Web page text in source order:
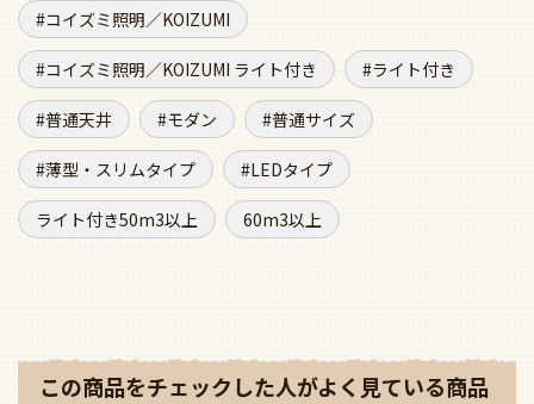
コイズミ照明／KOIZUMI
コイズミ照明／KOIZUMI ライト付き ライト付き
普通天井 モダン 普通サイズ
薄型・スリムタイプ LEDタイプ
ライト付き50m3以上 60m3以上
この商品をチェックした人がよく見ている商品